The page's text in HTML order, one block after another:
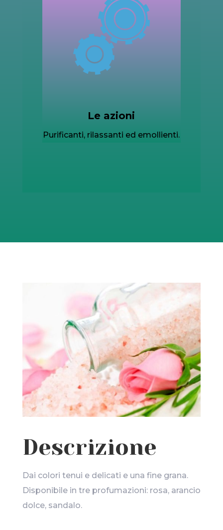
Le azioni
Purificanti, rilassanti ed emollienti.
Descrizione
Dai colori tenui e delicati e una fine grana.
Disponibile in tre profumazioni: rosa, arancio
dolce, sandalo.